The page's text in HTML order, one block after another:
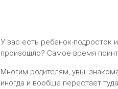
У вас есть ребенок-подросток
произошло? Самое время
Многим родителям, увы,
иногда и вообще перестает